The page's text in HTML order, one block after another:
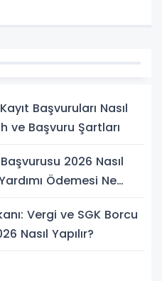
Başvuruları Nasıl
ve Başvuru Şartları
2026 Nasıl
Ödemesi Ne
Vergi ve SGK Borcu
Nasıl Yapılır?